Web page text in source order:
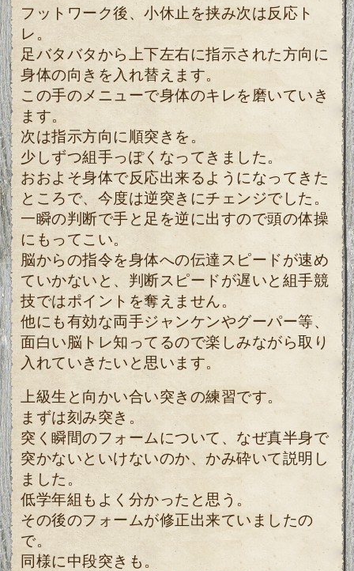
フットワーク後、小休止を挟み次は反応ト
レ。
足バタバタから上下左右に指示された方向に
身体の向きを入れ替えます。
この手のメニューで身体のキレを磨いていき
ます。
次は指示方向に順突きを。
少しずつ組手っぽくなってきました。
おおよそ身体で反応出来るようになってきた
ところで、今度は逆突きにチェンジでした。
一瞬の判断で手と足を逆に出すので頭の体操
にもってこい。
脳からの指令を身体への伝達スピードが速め
ていかないと、判断スピードが遅いと組手競
技ではポイントを奪えません。
他にも有効な両手ジャンケンやグーパー等、
面白い脳トレ知ってるので楽しみながら取り
入れていきたいと思います。
上級生と向かい合い突きの練習です。
まずは刻み突き。
突く瞬間のフォームについて、なぜ真半身で
突かないといけないのか、かみ砕いて説明し
ました。
低学年組もよく分かったと思う。
その後のフォームが修正出来ていましたの
で。
同様に中段突きも。